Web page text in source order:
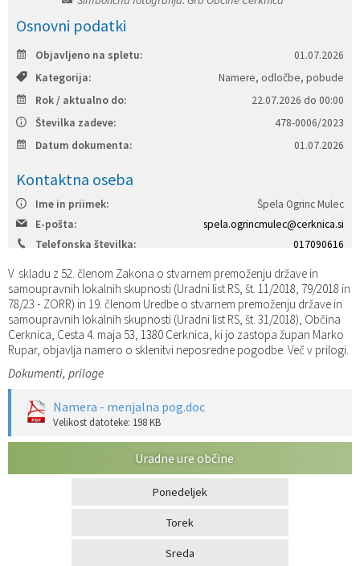
Osnovni podatki
Objavljeno na spletu:
01.07.2026
Kategorija:
Namere, odločbe, pobude
Rok / aktualno do:
22.07.2026 do 00:00
Številka zadeve:
478-0006/2023
Datum dokumenta:
01.07.2026
Kontaktna oseba
Ime in priimek:
Špela Ogrinc Mulec
E-pošta:
spela.ogrincmulec@cerknica.si
Telefonska številka:
017090616
V skladu z 52. členom Zakona o stvarnem premoženju države in
samoupravnih lokalnih skupnosti (Uradni list RS, št. 11/2018, 79/2018 in
78/23 - ZORR) in 19. členom Uredbe o stvarnem premoženju države in
samoupravnih lokalnih skupnosti (Uradni list RS, št. 31/2018), Občina
Cerknica, Cesta 4. maja 53, 1380 Cerknica, ki jo zastopa župan Marko
Rupar, objavlja namero o sklenitvi neposredne pogodbe. Več v prilogi.
Dokumenti, priloge
Namera - menjalna pog.doc
Velikost datoteke: 198 KB
Uradne ure občine
Ponedeljek
Torek
Sreda
Katalog informacij javnega značaja
Vizitka občine
Predsedniki političnih strank
Služba za okolje in prostor
Služba za stanovanjsko dejavnost
Služba za civilno zaščito
Služba za družbene dejavnosti
Služba za gospodarstvo, turizem in kmetijstvo
Služba za šport
Občinski predpisi
Strategije in koncepti
Proračuni občine